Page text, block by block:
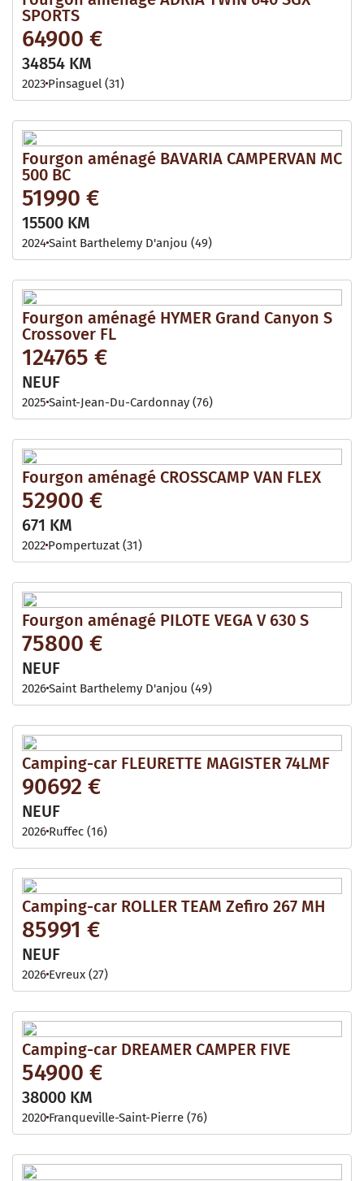
SPORTS
64900 €
34854 KM
2023 Pinsaguel (31)
Fourgon aménagé BAVARIA CAMPERVAN MC
500 BC
51990 €
15500 KM
2024Saint Barthelemy D'anjou (49)
Fourgon aménagé HYMER Grand Canyon S
Crossover FL
124765 €
NEUF
2025 Saint-Jean-Du-Cardonnay (76)
Fourgon aménagé CROSSCAMP VAN FLEX
52900 €
671 KM
2022 Pompertuzat (31)
Fourgon aménagé PILOTE VEGA V 630 S
75800 €
NEUF
2026Saint Barthelemy D'anjou (49)
Camping-car FLEURETTE MAGISTER 74LMF
90692 €
NEUF
2026 Ruffec (16)
Camping-car ROLLER TEAM Zefiro 267 MH
85991 €
NEUF
2026 Evreux (27)
Camping-car DREAMER CAMPER FIVE
54900 €
38000 KM
2020 Franqueville-Saint-Pierre (76)